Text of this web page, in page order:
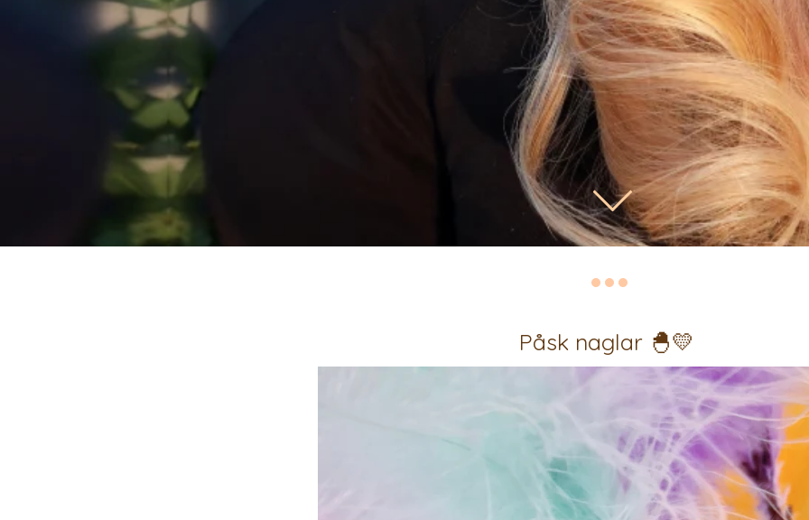
Påsk naglar 🐣💛